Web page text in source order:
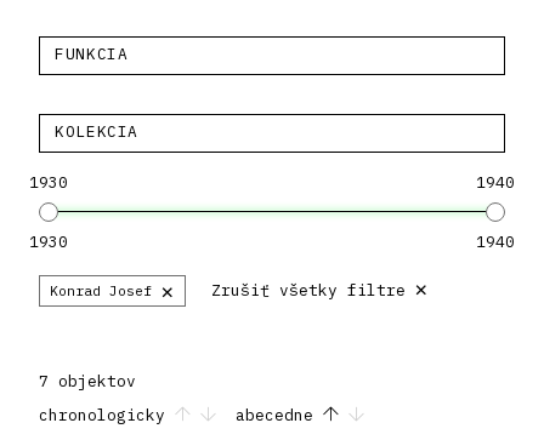
FUNKCIA
KOLEKCIA
1930 1940
1930 1940
Konrad Josef × Zrušiť všetky filtre ×
7 objektov
chronologicky
abecedne